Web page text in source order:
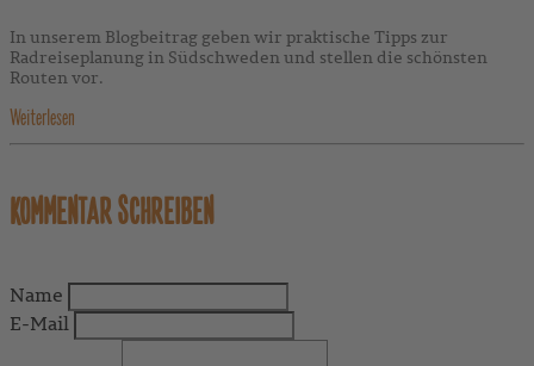
In unserem Blogbeitrag geben wir praktische Tipps zur
Radreiseplanung in Südschweden und stellen die schönsten
Routen vor.
Weiterlesen
KOMMENTAR SCHREIBEN
Name
E-Mail